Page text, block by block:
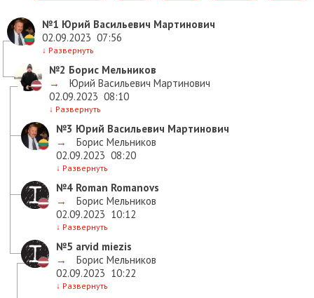
№1 Юрий Васильевич Мартинович
02.09.2023 07:56
↓ Развернуть
№2 Борис Мельников
→
Юрий Васильевич Мартинович
02.09.2023 08:10
↓ Развернуть
№3 Юрий Васильевич Мартинович
→
Борис Мельников
02.09.2023 08:20
↓ Развернуть
№4 Roman Romanovs
→
Борис Мельников
02.09.2023 10:12
↓ Развернуть
№5 arvid miezis
→
Борис Мельников
02.09.2023 10:22
↓ Развернуть